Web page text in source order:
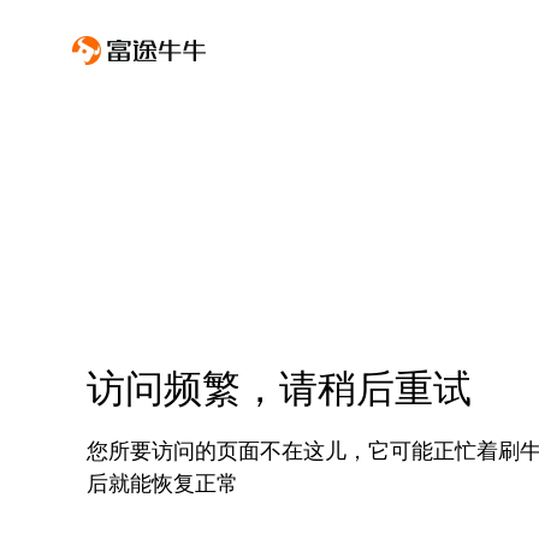
访问频繁，请稍后重试
您所要访问的页面不在这儿，它可能正忙着刷
后就能恢复正常